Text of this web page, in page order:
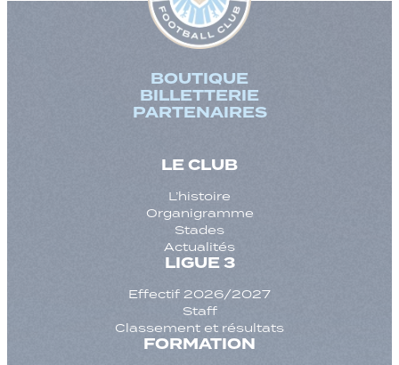
BOUTIQUE
BILLETTERIE
PARTENAIRES
LE CLUB
L’histoire
Organigramme
Stades
Actualités
LIGUE 3
Effectif 2026/2027
Staff
Classement et résultats
FORMATION